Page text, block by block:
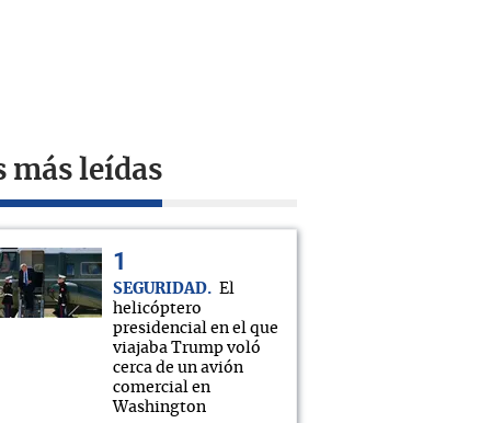
más leídas
SEGURIDAD
El
helicóptero
presidencial en el que
viajaba Trump voló
cerca de un avión
comercial en
Washington